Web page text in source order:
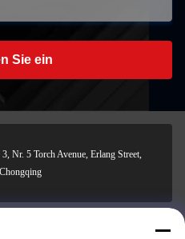
Sie ein
Nr. 5 Torch Avenue, Erlang Street,